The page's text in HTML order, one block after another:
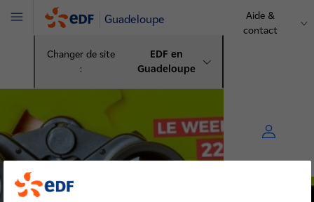
Guadeloupe
Changer de site
:
EDF en
Guadeloupe
Aide &
contact
Menu